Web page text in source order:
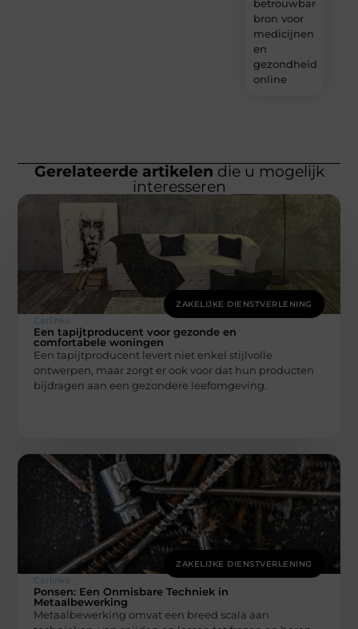
betrouwbare
bron voor
medicijnen
en
online
Gerelateerde artikelen die u mogelijk
interesseren
ZAKELIJKE DIENSTVERLENING
Carlinks
Een tapijtproducent voor gezonde en
comfortabele woningen
Een tapijtproducent levert niet enkel stijlvolle
ontwerpen, maar zorgt er ook voor dat hun producten
bijdragen aan een gezondere leefomgeving.
ZAKELIJKE DIENSTVERLENING
Carlinks
Ponsen: Een Onmisbare Techniek in
Metaalbewerking
Metaalbewerking omvat een breed scala aan